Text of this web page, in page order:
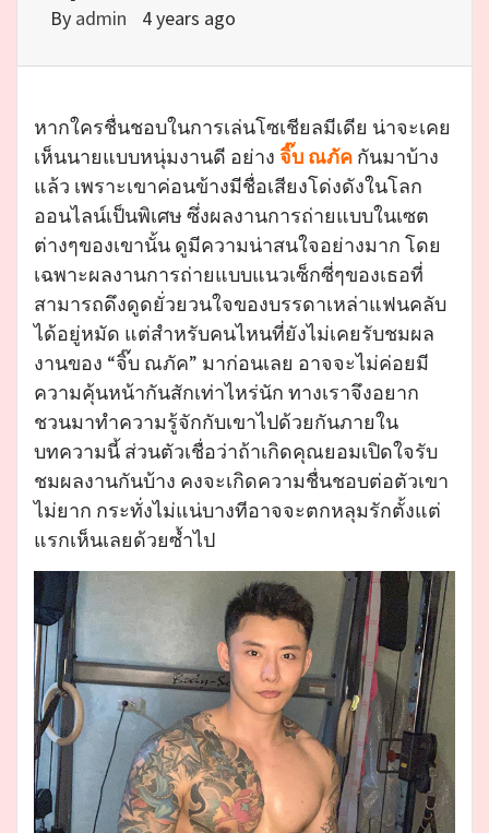
By admin 4 years ago
หากใครชื่นชอบในการเล่นโซเชียลมีเดีย น่าจะเคย
เห็นนายแบบหนุ่มงานดี อย่าง จิ๊บ ณภัค กันมาบ้าง
แล้ว เพราะเขาค่อนข้างมีชื่อเสียงโด่งดังในโลก
ออนไลน์เป็นพิเศษ ซึ่งผลงานการถ่ายแบบในเซต
ต่างๆของเขานั้น ดูมีความน่าสนใจอย่างมาก โดย
เฉพาะผลงานการถ่ายแบบแนวเซ็กซี่ๆของเธอที่
สามารถดึงดูดยั่วยวนใจของบรรดาเหล่าแฟนคลับ
ได้อยู่หมัด แต่สำหรับคนไหนที่ยังไม่เคยรับชมผล
งานของ “จิ๊บ ณภัค” มาก่อนเลย อาจจะไม่ค่อยมี
ความคุ้นหน้ากันสักเท่าไหร่นัก ทางเราจึงอยาก
ชวนมาทำความรู้จักกับเขาไปด้วยกันภายใน
บทความนี้ ส่วนตัวเชื่อว่าถ้าเกิดคุณยอมเปิดใจรับ
ชมผลงานกันบ้าง คงจะเกิดความชื่นชอบต่อตัวเขา
ไม่ยาก กระทั่งไม่แน่บางทีอาจจะตกหลุมรักตั้งแต่
แรกเห็นเลยด้วยซ้ำไป